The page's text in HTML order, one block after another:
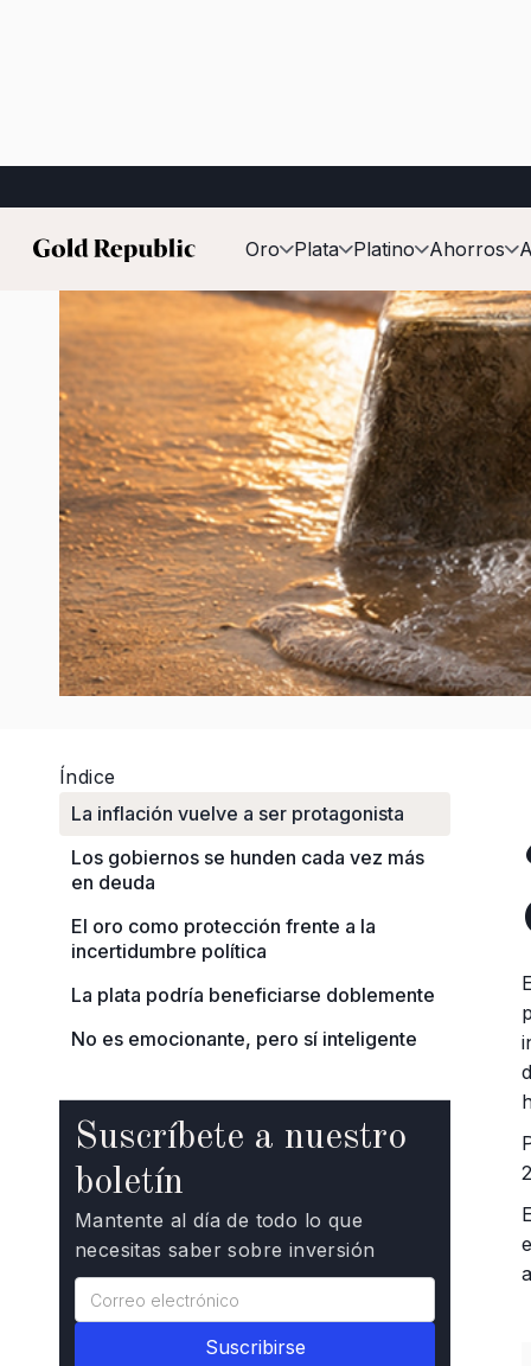
Oro Plata Platino Ahorros
Publicado el:28 de mayo de 2026
Índice
La inflación vuelve a ser protagonista
Los gobiernos se hunden cada vez más
en deuda
El oro como protección frente a la
incertidumbre política
La plata podría beneficiarse doblemente
No es emocionante, pero sí inteligente
Suscríbete a nuestro
boletín
Mantente al día de todo lo que
necesitas saber sobre inversión